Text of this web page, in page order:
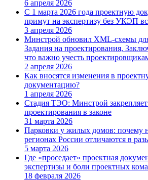
6 апреля 2026
С 1 марта 2026 года проектную
примут на экспертизу без УКЭП
3 апреля 2026
Минстрой обновил XML-схемы
Задания на проектирования,
что важно учесть
2 апреля 2026
Как вносятся изменения в
документацию?
1 апреля 2026
Стадия ТЭО: Минстрой закрепляет
проектирования в законе
31 марта 2026
Парковки у жилых домов: почему
регионах России отличаются в
5 марта 2026
Где «проседает» проектная
экспертизы и боли проектных
18 февраля 2026